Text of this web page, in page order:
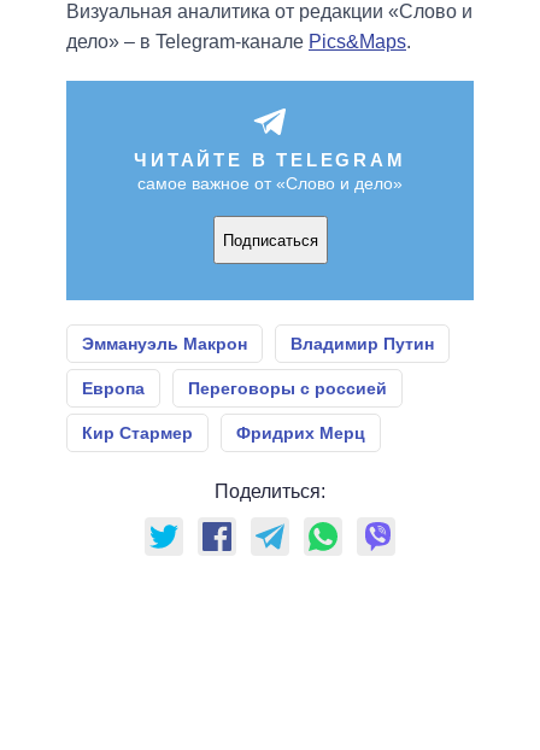
Визуальная аналитика от редакции «Слово и
дело» – в Telegram-канале Pics&Maps.
ЧИТАЙТЕ В TELEGRAM
самое важное от «Слово и дело»
Подписаться
Эммануэль Макрон Владимир Путин
Европа Переговоры с россией
Кир Стармер Фридрих Мерц
Поделиться: